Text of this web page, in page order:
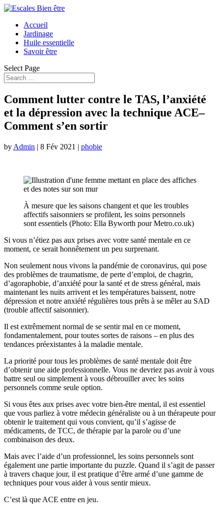
Accueil
Jardinage
Huile essentielle
Savoir être
Select Page
Comment lutter contre le TAS, l’anxiété
et la dépression avec la technique ACE–
Comment s’en sortir
by Admin | 8 Fév 2021 | phobie
À mesure que les saisons changent et que les troubles
affectifs saisonniers se profilent, les soins personnels
sont essentiels (Photo: Ella Byworth pour Metro.co.uk)
Si vous n’étiez pas aux prises avec votre santé mentale en ce
moment, ce serait honnêtement un peu surprenant.
Non seulement nous vivons la pandémie de coronavirus, qui pose
des problèmes de traumatisme, de perte d’emploi, de chagrin,
d’agoraphobie, d’anxiété pour la santé et de stress général, mais
maintenant les nuits arrivent et les températures baissent, notre
dépression et notre anxiété régulières tous prêts à se mêler au SAD
(trouble affectif saisonnier).
Il est extrêmement normal de se sentir mal en ce moment,
fondamentalement, pour toutes sortes de raisons – en plus des
tendances préexistantes à la maladie mentale.
La priorité pour tous les problèmes de santé mentale doit être
d’obtenir une aide professionnelle. Vous ne devriez pas avoir à vous
battre seul ou simplement à vous débrouiller avec les soins
personnels comme seule option.
Si vous êtes aux prises avec votre bien-être mental, il est essentiel
que vous parliez à votre médecin généraliste ou à un thérapeute pour
obtenir le traitement qui vous convient, qu’il s’agisse de
médicaments, de TCC, de thérapie par la parole ou d’une
combinaison des deux.
Mais avec l’aide d’un professionnel, les soins personnels sont
également une partie importante du puzzle. Quand il s’agit de passer
à travers chaque jour, il est pratique d’être armé d’une gamme de
techniques pour vous aider à vous sentir mieux.
C’est là que ACE entre en jeu.